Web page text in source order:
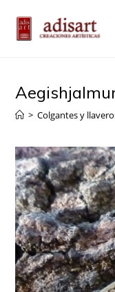
contenido
> Colgantes y